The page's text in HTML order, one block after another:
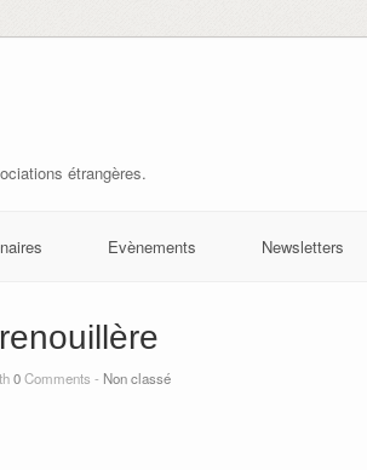
étrangères.
Evènements Newsletters
0Comments - Non classé